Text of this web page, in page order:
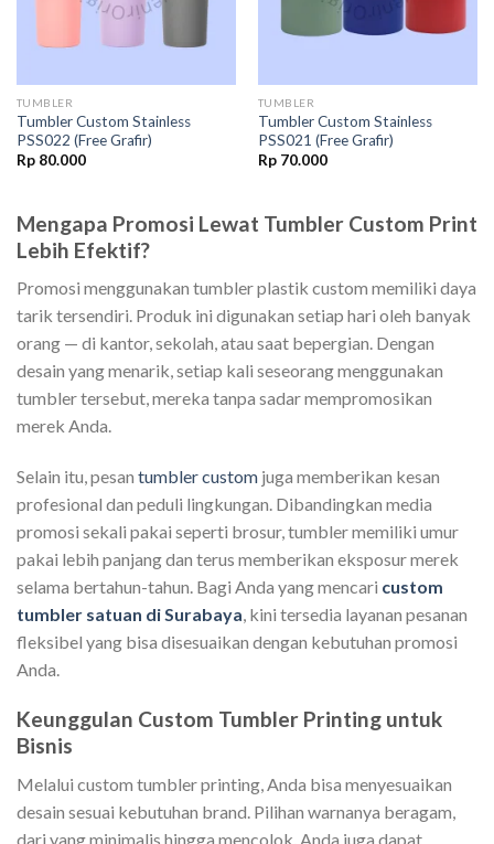
TUMBLER
Tumbler Custom Stainless
PSS022 (Free Grafir)
Rp80.000
TUMBLER
Tumbler Custom Stainless
PSS021 (Free Grafir)
Rp70.000
Mengapa Promosi Lewat Tumbler Custom Print
Lebih Efektif?
Promosi menggunakan tumbler plastik custom memiliki daya
tarik tersendiri. Produk ini digunakan setiap hari oleh banyak
orang — di kantor, sekolah, atau saat bepergian. Dengan
desain yang menarik, setiap kali seseorang menggunakan
tumbler tersebut, mereka tanpa sadar mempromosikan
merek Anda.
Selain itu, pesan tumbler custom juga memberikan kesan
profesional dan peduli lingkungan. Dibandingkan media
promosi sekali pakai seperti brosur, tumbler memiliki umur
pakai lebih panjang dan terus memberikan eksposur merek
selama bertahun-tahun. Bagi Anda yang mencari custom
tumbler satuan di Surabaya, kini tersedia layanan pesanan
fleksibel yang bisa disesuaikan dengan kebutuhan promosi
Anda.
Keunggulan Custom Tumbler Printing untuk
Bisnis
Melalui custom tumbler printing, Anda bisa menyesuaikan
desain sesuai kebutuhan brand. Pilihan warnanya beragam,
dari yang minimalis hingga mencolok. Anda juga dapat